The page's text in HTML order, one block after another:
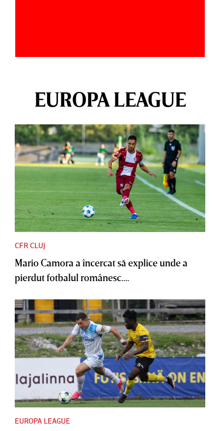
EUROPA LEAGUE
CFR CLUJ
Mario Camora a încercat să explice unde a
pierdut fotbalul românesc....
EUROPA LEAGUE